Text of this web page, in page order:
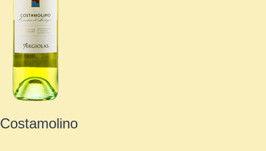
Costamolino